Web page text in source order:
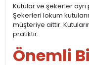
Kutular ve şekerler
Şekerleri lokum
müşteriye aittir.
pratiktir.
Önemli